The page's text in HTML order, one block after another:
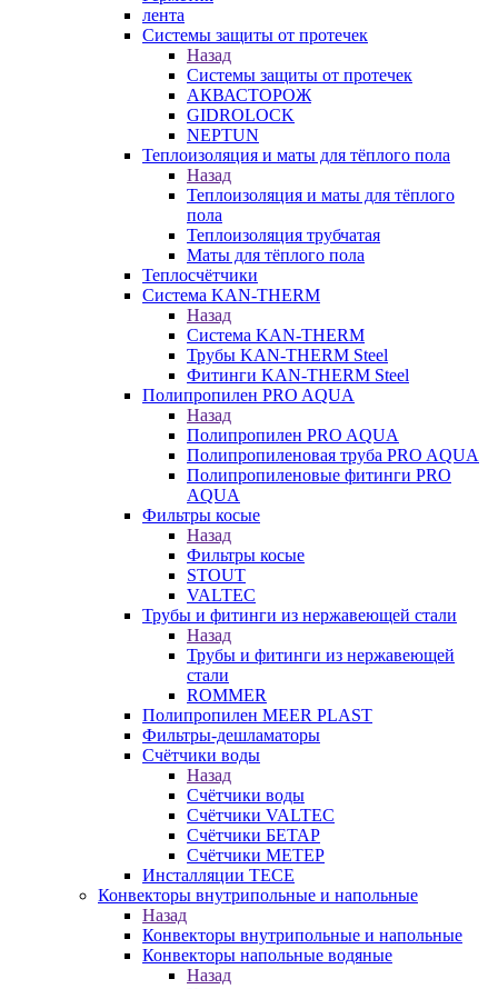
лента
Системы защиты от протечек
Назад
Системы защиты от протечек
АКВАСТОРОЖ
GIDROLOCK
NEPTUN
Теплоизоляция и маты для тёплого пола
Назад
Теплоизоляция и маты для тёплого
пола
Теплоизоляция трубчатая
Маты для тёплого пола
Теплосчётчики
Система KAN-THERM
Назад
Система KAN-THERM
Трубы KAN-THERM Steel
Фитинги KAN-THERM Steel
Полипропилен PRO AQUA
Назад
Полипропилен PRO AQUA
Полипропиленовая труба PRO AQUA
Полипропиленовые фитинги PRO
AQUA
Фильтры косые
Назад
Фильтры косые
STOUT
VALTEC
Трубы и фитинги из нержавеющей стали
Назад
Трубы и фитинги из нержавеющей
стали
ROMMER
Полипропилен MEER PLAST
Фильтры-дешламаторы
Счётчики воды
Назад
Счётчики воды
Счётчики VALTEC
Счётчики БЕТАР
Счётчики МЕТЕР
Инсталляции TECE
Конвекторы внутрипольные и напольные
Назад
Конвекторы внутрипольные и напольные
Конвекторы напольные водяные
Назад